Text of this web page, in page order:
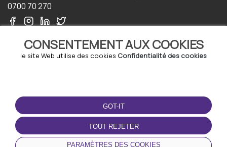
CONSENTEMENT AUX COOKIES
le site Web utilise des cookies Confidentialité des cookies
GOT-IT
TOUT REJETER
PARAMÈTRES DES COOKIES
0700 70 270
TERMS-OF-USE
Termes et conditions
Politique de confidentialité
Politique relative aux
cookies
TÉLÉCHARGEZ
L'APPLICATION